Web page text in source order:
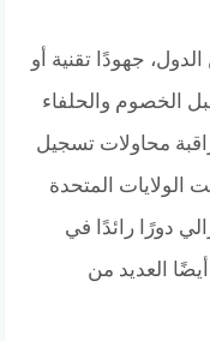
جهودًا تقنية أو
الخصوم والحلفاء
محاولات تسجيل
الولايات المتحدة
دورًا رائدًا في
العديد من